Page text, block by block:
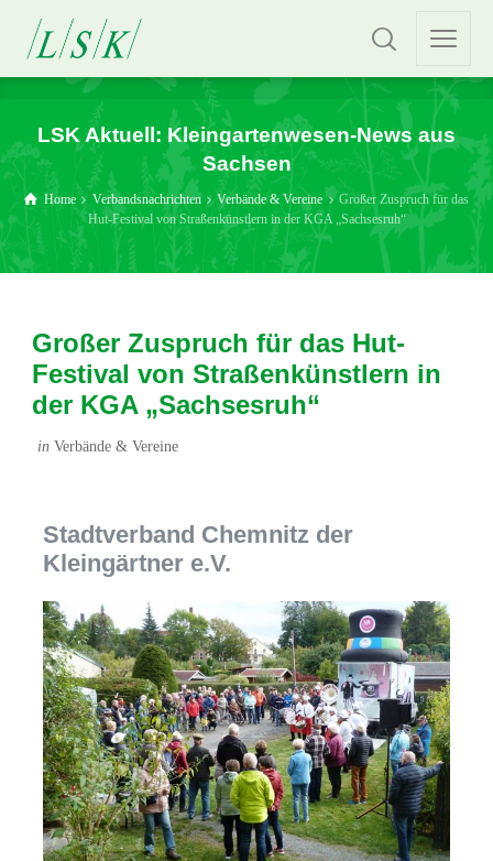
LSK Aktuell: Kleingartenwesen-News aus
Sachsen
Home Verbandsnachrichten Verbände & Vereine
Großer Zuspruch für das
Hut-Festival von Straßenkünstlern in der KGA „Sachsesruh“
Großer Zuspruch für das Hut-
Festival von Straßenkünstlern in
der KGA „Sachsesruh“
in Verbände & Vereine
Stadtverband Chemnitz der
Kleingärtner e.V.